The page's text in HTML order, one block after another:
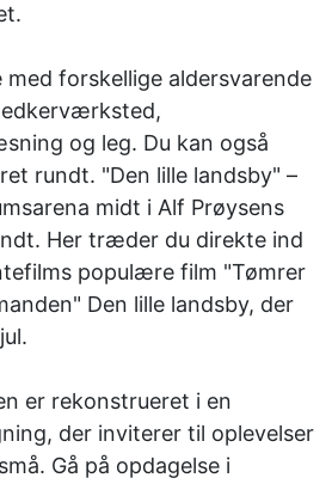
forskellige aldersvarende
og leg. Du kan også
rundt. "Den lille landsby" –
midt i Alf Prøysens
Her træder du direkte ind
populære film "Tømrer
Den lille landsby, der
er rekonstrueret i en
der inviterer til oplevelser
Gå på opdagelse i